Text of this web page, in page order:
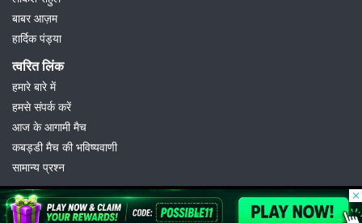
बाबर आज़म
हार्दिक पंड्या
त्वरित लिंक
हमारे बारे में
हमसे संपर्क करें
आज के आगामी मैच
कबड्डी मैच की भविष्यवाणी
सामान्य प्रश्न
© 2026 Possible11
All rights reserved